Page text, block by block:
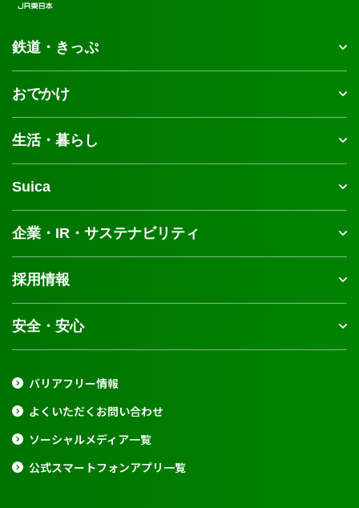
鉄道・きっぷ
おでかけ
生活・暮らし
Suica
企業・IR・サステナビリティ
採用情報
安全・安心
バリアフリー情報
よくいただくお問い合わせ
ソーシャルメディア一覧
公式スマートフォンアプリ一覧